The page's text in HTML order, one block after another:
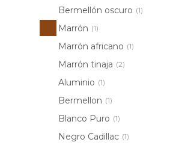
Bermellón oscuro (1)
Marrón (1)
Marrón africano (1)
Marrón tinaja (2)
Aluminio (1)
Bermellon (1)
Blanco Puro (1)
Negro Cadillac (1)